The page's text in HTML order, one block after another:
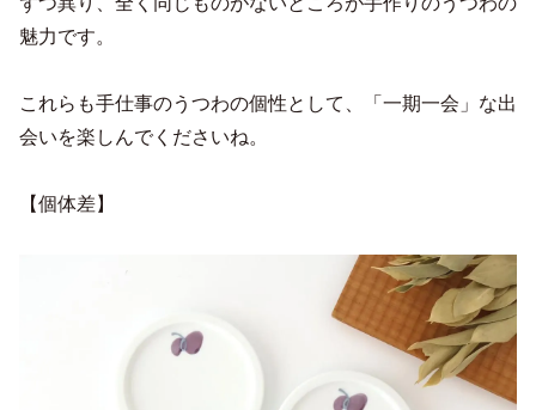
魅力です。
これらも手仕事のうつわの個性として、「一期一会」な出
会いを楽しんでくださいね。
【個体差】